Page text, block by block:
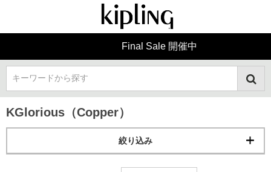
Final Sale 開催中
キーワードから探す
KGlorious（Copper）
絞り込み